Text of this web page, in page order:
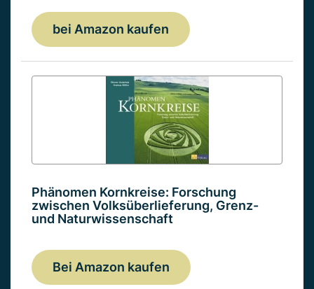
bei Amazon kaufen
Phänomen Kornkreise: Forschung
zwischen Volksüberlieferung, Grenz-
und Naturwissenschaft
Bei Amazon kaufen